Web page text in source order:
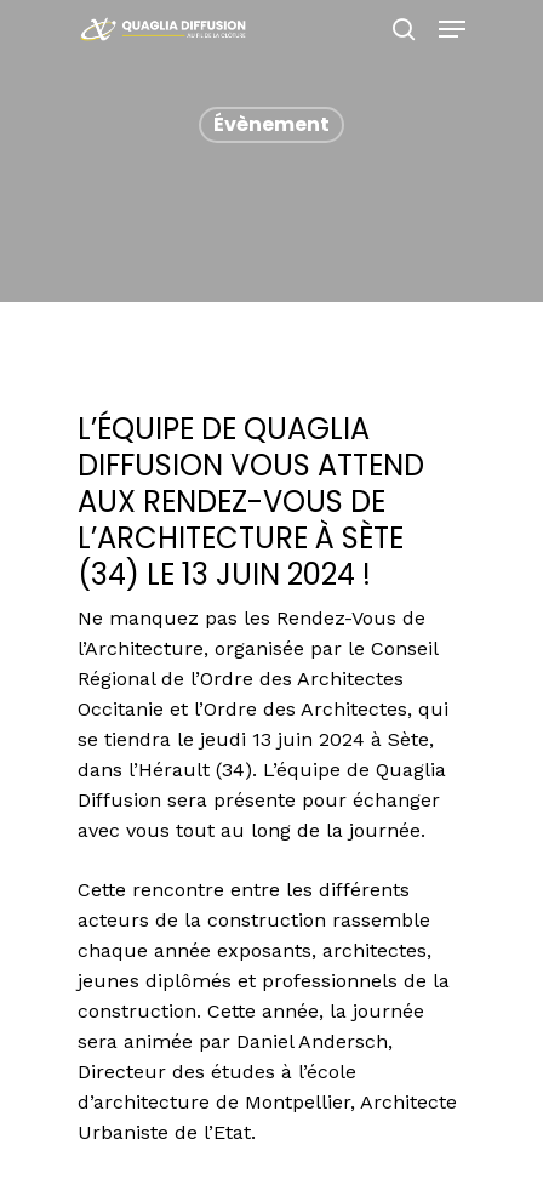
Menu
Évènement
L’ÉQUIPE DE QUAGLIA
DIFFUSION VOUS ATTEND
AUX RENDEZ-VOUS DE
L’ARCHITECTURE À SÈTE
(34) LE 13 JUIN 2024 !
Ne manquez pas les Rendez-Vous de
l’Architecture, organisée par le Conseil
Régional de l’Ordre des Architectes
Occitanie et l’Ordre des Architectes, qui
se tiendra le jeudi 13 juin 2024 à Sète,
dans l’Hérault (34). L’équipe de Quaglia
Diffusion sera présente pour échanger
avec vous tout au long de la journée.
Cette rencontre entre les différents
acteurs de la construction rassemble
chaque année exposants, architectes,
jeunes diplômés et professionnels de la
construction. Cette année, la journée
sera animée par Daniel Andersch,
Directeur des études à l’école
d’architecture de Montpellier, Architecte
Urbaniste de l’Etat.